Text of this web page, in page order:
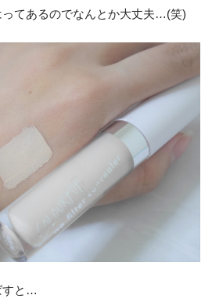
てあるのでなんとか大丈夫…(笑)
すと…